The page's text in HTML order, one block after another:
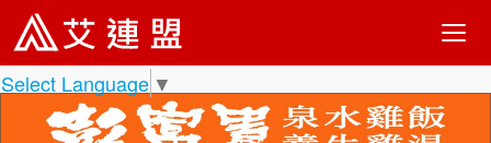
Select Language ▼